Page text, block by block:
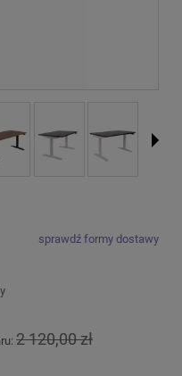
płatności
sprawdź formy dostawy
2 120,00 zł